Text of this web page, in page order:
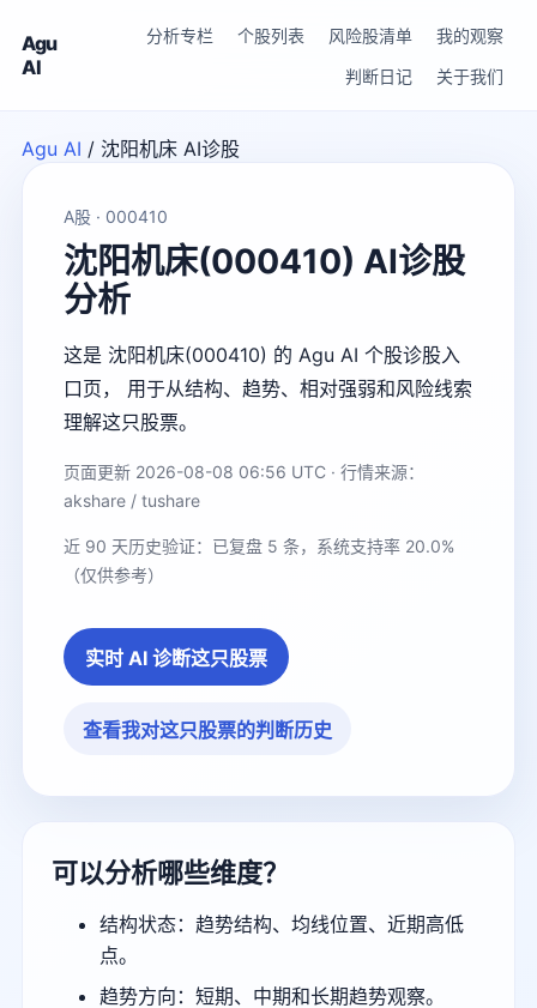
Agu
AI
分析专栏 个股列表 风险股清单
我的观察
判断日记
关于我们
Agu AI / 沈阳机床 AI诊股
A股 · 000410
沈阳机床(000410) AI诊股
分析
这是 沈阳机床(000410) 的 Agu AI 个股诊股入
口页， 用于从结构、趋势、相对强弱和风险线索
理解这只股票。
页面更新 2026-08-08 06:56 UTC · 行情来源：
akshare / tushare
近 90 天历史验证：已复盘 5 条，系统支持率 20.0%
（仅供参考）
实时 AI 诊断这只股票
查看我对这只股票的判断历史
可以分析哪些维度？
结构状态：趋势结构、均线位置、近期高低
点。
趋势方向：短期、中期和长期趋势观察。